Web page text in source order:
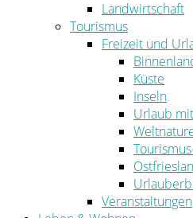
Landwirtschaft
Tourismus
Freizeit und
Küste
Inseln
Urlaub
Veranstaltungen